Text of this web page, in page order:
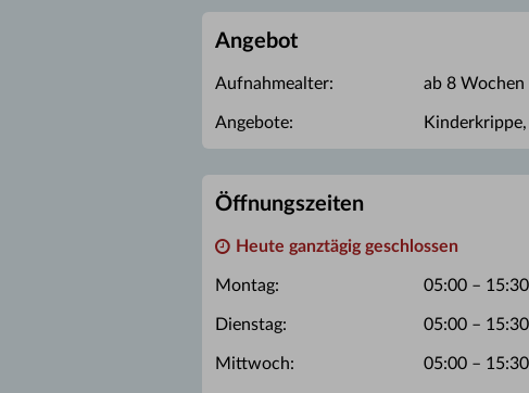
Angebot
Aufnahmealter: ab 8 Wochen
Angebote:
Öffnungszeiten
Heute ganztägig geschlossen
Montag: 05:00 –
Dienstag: 05:00 –
Mittwoch: 05:00 –